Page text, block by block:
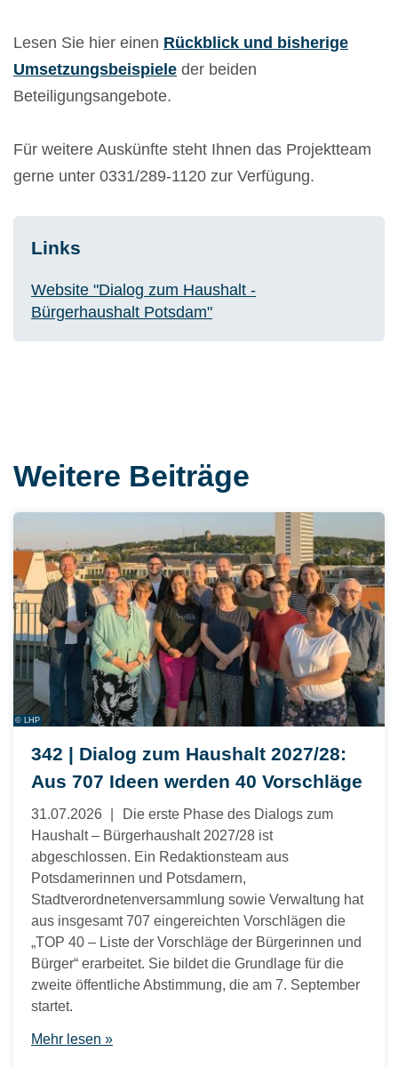
Lesen Sie hier einen Rückblick und bisherige
Umsetzungsbeispiele der beiden
Beteiligungsangebote.
Für weitere Auskünfte steht Ihnen das Projektteam
gerne unter 0331/289-1120 zur Verfügung.
Links
Website "Dialog zum Haushalt -
Bürgerhaushalt Potsdam"
Weitere Beiträge
© LHP
342 | Dialog zum Haushalt 2027/28:
Aus 707 Ideen werden 40 Vorschläge
31.07.2026
Die erste Phase des Dialogs zum
Haushalt – Bürgerhaushalt 2027/28 ist
abgeschlossen. Ein Redaktionsteam aus
Potsdamerinnen und Potsdamern,
Stadtverordnetenversammlung sowie Verwaltung hat
aus insgesamt 707 eingereichten Vorschlägen die
„TOP 40 – Liste der Vorschläge der Bürgerinnen und
Bürger“ erarbeitet. Sie bildet die Grundlage für die
zweite öffentliche Abstimmung, die am 7. September
startet.
Mehr lesen »